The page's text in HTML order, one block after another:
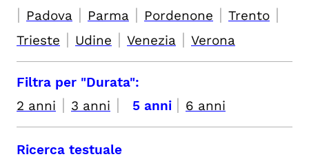
| Padova | Parma | Pordenone | Trento |
Trieste | Udine | Venezia | Verona
Filtra per "Durata":
2 anni | 3 anni | 5 anni | 6 anni
Ricerca testuale